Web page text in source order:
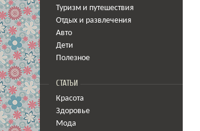
Туризм и путешествия
Отдых и развлечения
Авто
Дети
Полезное
СТАТЬИ
Красота
Здоровье
Мода